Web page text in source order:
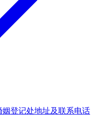
登记处地址及联系电话